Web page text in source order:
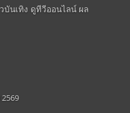
นเทิง ดูทีวีออนไลน์ ผล